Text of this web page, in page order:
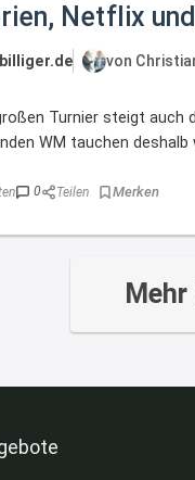
Netflix
von
Turnier steigt auch
WM tauchen deshalb
0 Teilen